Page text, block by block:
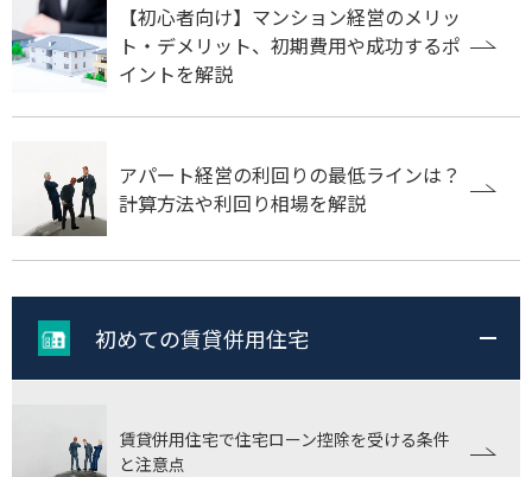
【初心者向け】マンション経営のメリッ
ト・デメリット、初期費用や成功するポ
イントを解説
アパート経営の利回りの最低ラインは？
計算方法や利回り相場を解説
初めての賃貸併用住宅
賃貸併用住宅で住宅ローン控除を受ける条件
と注意点